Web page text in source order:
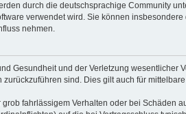
durch die deutschsprachige Community
verwendet wird. Sie können
nehmen.
Gesundheit und der Verletzung wesentlicher
sind. Dies gilt auch für
fahrlässigem Verhalten oder bei Schäden